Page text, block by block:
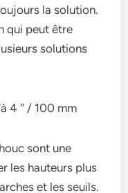
la solution.
qui peut être
solutions
4 ″ / 100 mm
sont une
les hauteurs plus
et les seuils.